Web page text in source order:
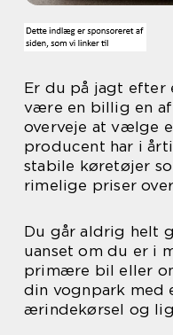
Er du på jagt efter
være en billig en af
overveje at vælge
producent har i
stabile køretøjer
rimelige priser
Du går aldrig helt
uanset om du er i
primære bil eller
din vognpark med
ærindekørsel og